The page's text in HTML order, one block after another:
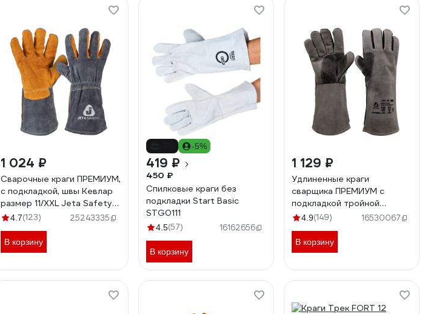
1 024 ₽
Сварочные краги ПРЕМИУМ,
с подкладкой, швы Кевлар
размер 11/XXL Jeta Safety
JWK-502-XXL
4.7(123) 25243335
В корзину
-5%
419 ₽
450 ₽
Спилковые краги без
подкладки Start Basic
STG0111
4.5(57) 16162656
В корзину
1 129 ₽
Удлиненные краги
сварщика ПРЕМИУМ с
подкладкой тройной
кевларовый шов размер
501-XL
4.9(149) 16530067
В корзину